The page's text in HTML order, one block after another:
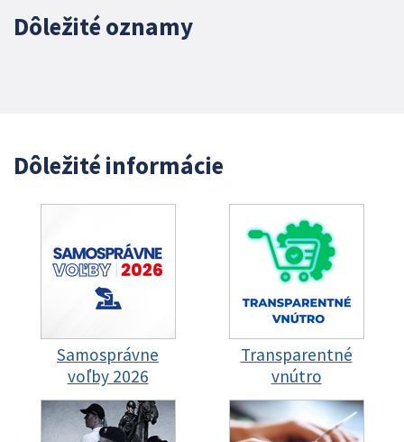
Dôležité oznamy
Dôležité informácie
Samosprávne
voľby 2026
Transparentné
vnútro